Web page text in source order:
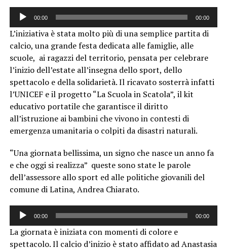
Audio
00:00 00:00
L’iniziativa è stata molto più di una semplice partita di
calcio, una grande festa dedicata alle famiglie, alle
scuole, ai ragazzi del territorio, pensata per celebrare
l’inizio dell’estate all’insegna dello sport, dello
spettacolo e della solidarietà. Il ricavato sosterrà infatti
l’UNICEF e il progetto “La Scuola in Scatola”, il kit
educativo portatile che garantisce il diritto
all’istruzione ai bambini che vivono in contesti di
emergenza umanitaria o colpiti da disastri naturali.
“Una giornata bellissima, un signo che nasce un anno fa
e che oggi si realizza” queste sono state le parole
dell’assessore allo sport ed alle politiche giovanili del
comune di Latina, Andrea Chiarato.
Audio
00:00 00:00
La giornata è iniziata con momenti di colore e
spettacolo. Il calcio d’inizio è stato affidato ad Anastasia